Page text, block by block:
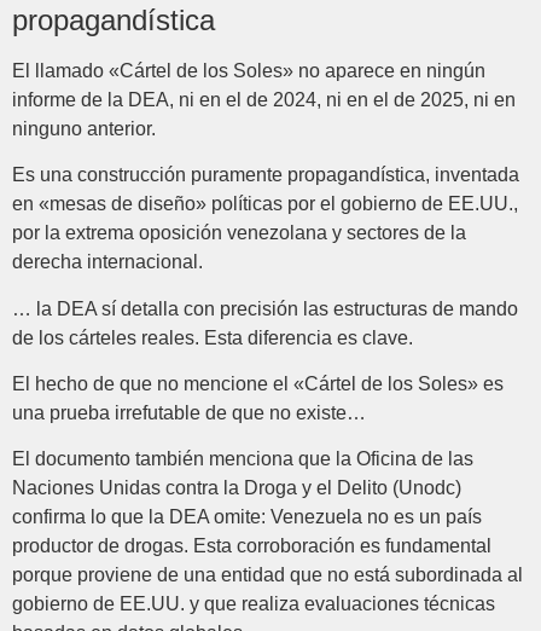
propagandística
El llamado «Cártel de los Soles» no aparece en ningún
informe de la DEA, ni en el de 2024, ni en el de 2025, ni en
ninguno anterior.
Es una construcción puramente propagandística, inventada
en «mesas de diseño» políticas por el gobierno de EE.UU.,
por la extrema oposición venezolana y sectores de la
derecha internacional.
… la DEA sí detalla con precisión las estructuras de mando
de los cárteles reales. Esta diferencia es clave.
El hecho de que no mencione el «Cártel de los Soles» es
una prueba irrefutable de que no existe…
El documento también menciona que la Oficina de las
Naciones Unidas contra la Droga y el Delito (Unodc)
confirma lo que la DEA omite: Venezuela no es un país
productor de drogas. Esta corroboración es fundamental
porque proviene de una entidad que no está subordinada al
gobierno de EE.UU. y que realiza evaluaciones técnicas